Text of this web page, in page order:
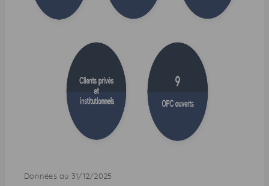
g
Données au 31/12/2025